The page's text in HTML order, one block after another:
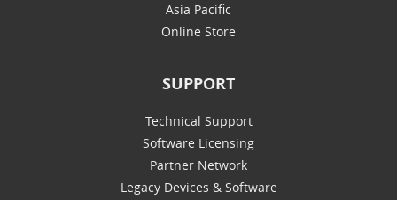
Asia Pacific
Online Store
SUPPORT
Technical Support
Software Licensing
Partner Network
Legacy Devices & Software